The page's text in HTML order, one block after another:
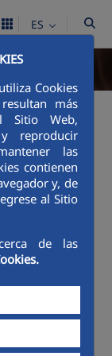
Cookies
más
Sitio Web,
reproducir
las
contienen
y, de
al Sitio
de las
ES
mi
DE